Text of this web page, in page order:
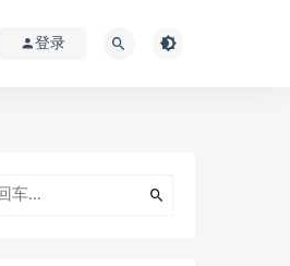
登录